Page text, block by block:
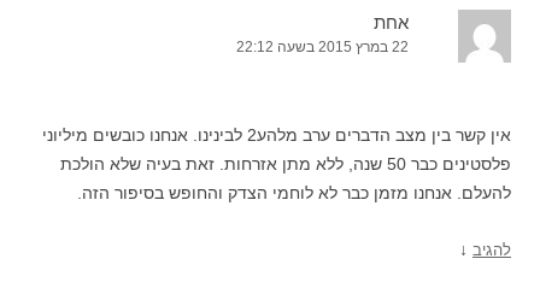
אחת
22 במרץ 2015 בשעה 22:12
אין קשר בין מצב הדברים ערב מלהע2 לבינינו. אנחנו כובשים מיליוני
פלסטינים כבר 50 שנה, ללא מתן אזרחות. זאת בעיה שלא הולכת
להעלם. אנחנו מזמן כבר לא לוחמי הצדק והחופש בסיפור הזה.
להגיב ↓